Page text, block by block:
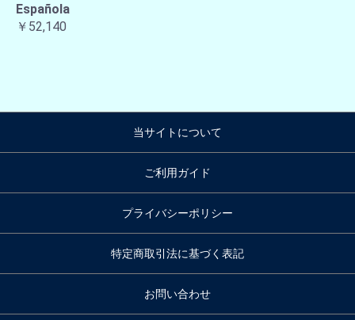
Española
￥52,140
当サイトについて
ご利用ガイド
プライバシーポリシー
特定商取引法に基づく表記
お問い合わせ